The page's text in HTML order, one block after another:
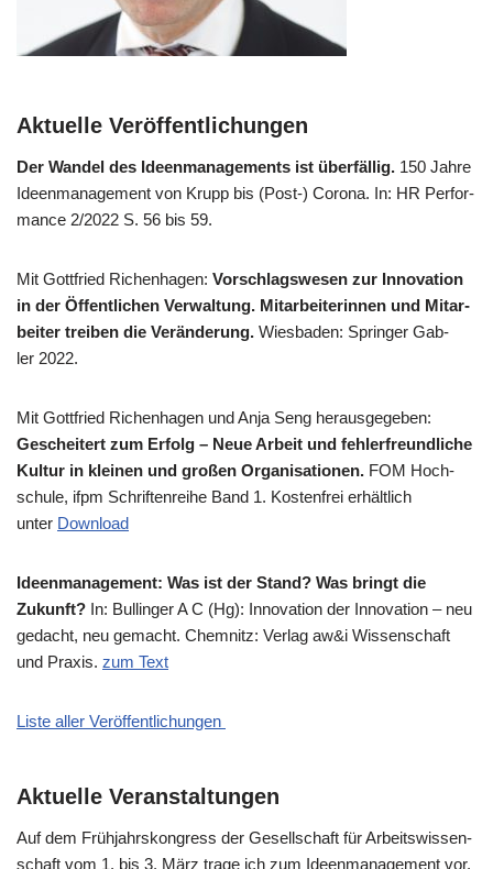
Aktuelle Veröffentlichungen
Der Wan­del des Ideen­ma­nage­ments ist über­fäl­lig. 150 Jah­re
Ideen­ma­nage­ment von Krupp bis (Post-) Coro­na. In: HR Per­for­
mance 2/​2022 S. 56 bis 59.
Mit Gott­fried Richen­ha­gen: Vor­schlags­we­sen zur Inno­va­ti­on
in der Öffent­li­chen Ver­wal­tung. Mit­ar­bei­te­rin­nen und Mit­ar­
bei­ter trei­ben die Ver­än­de­rung. Wies­ba­den: Sprin­ger Gab­
ler 2022.
Mit Gott­fried Richen­ha­gen und Anja Seng her­aus­ge­ge­ben:
Geschei­tert zum Erfolg – Neue Arbeit und feh­ler­freund­li­che
Kul­tur in klei­nen und gro­ßen Orga­ni­sa­tio­nen. FOM Hoch­
schu­le, ifpm Schrif­ten­rei­he Band 1. Kosten­frei erhält­lich
unter Down­load
Ideen­ma­nage­ment: Was ist der Stand? Was bringt die
Zukunft? In: Bul­lin­ger A C (Hg): Inno­va­ti­on der Inno­va­ti­on – neu
gedacht, neu gemacht. Chem­nitz: Ver­lag aw&i Wis­sen­schaft
und Pra­xis. zum Text
Liste aller Veröffentlichungen
Aktuelle Veranstaltungen
Auf dem Früh­jahrs­kon­gress der Gesell­schaft für Arbeits­wis­sen­
schaft vom 1. bis 3. März tra­ge ich zum Ideen­ma­nage­ment vor.